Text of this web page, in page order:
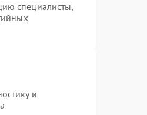
специалисты,
и